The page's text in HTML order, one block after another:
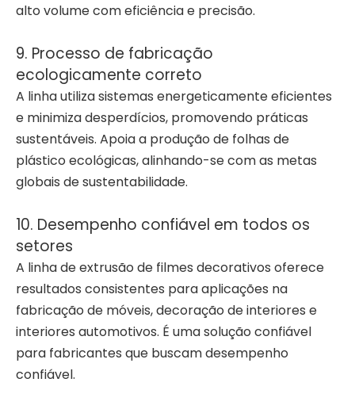
alto volume com eficiência e precisão.
9. Processo de fabricação
ecologicamente correto
A linha utiliza sistemas energeticamente eficientes
e minimiza desperdícios, promovendo práticas
sustentáveis. Apoia a produção de folhas de
plástico ecológicas, alinhando-se com as metas
globais de sustentabilidade.
10. Desempenho confiável em todos os
setores
A linha de extrusão de filmes decorativos oferece
resultados consistentes para aplicações na
fabricação de móveis, decoração de interiores e
interiores automotivos. É uma solução confiável
para fabricantes que buscam desempenho
confiável.